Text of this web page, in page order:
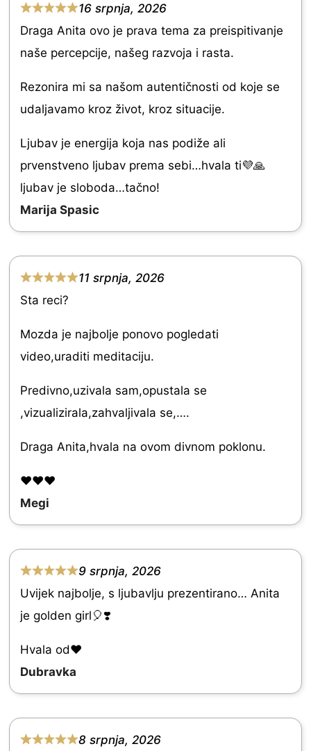
o
u
t
o
f
t
e
d
.
0
o
u
f
5
16 srpnja, 2026
Draga Anita ovo je prava tema za preispitivanje
naše percepcije, našeg razvoja i rasta.
Rezonira mi sa našom autentičnosti od koje se
udaljavamo kroz život, kroz situacije.
Ljubav je energija koja nas podiže ali
prvenstveno ljubav prema sebi…hvala ti💜🙏
ljubav je sloboda…tačno!
Marija Spasic
t
e
5
.
0
u
t
5
11 srpnja, 2026
Sta reci?
Mozda je najbolje ponovo pogledati
video,uraditi meditaciju.
Predivno,uzivala sam,opustala se
,vizualizirala,zahvaljivala se,….
Draga Anita,hvala na ovom divnom poklonu.
❤️❤️❤️
Megi
e
d
5
.
0
9 srpnja, 2026
Uvijek najbolje, s ljubavlju prezentirano… Anita
je golden girl🎈❣️
Hvala od♥️
Dubravka
8 srpnja, 2026